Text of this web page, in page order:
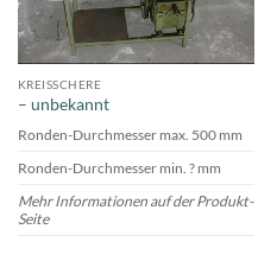
KREISSCHERE
– unbekannt
Ronden-Durchmesser max. 500 mm
Ronden-Durchmesser min. ? mm
Mehr Informationen auf der Produkt-
Seite